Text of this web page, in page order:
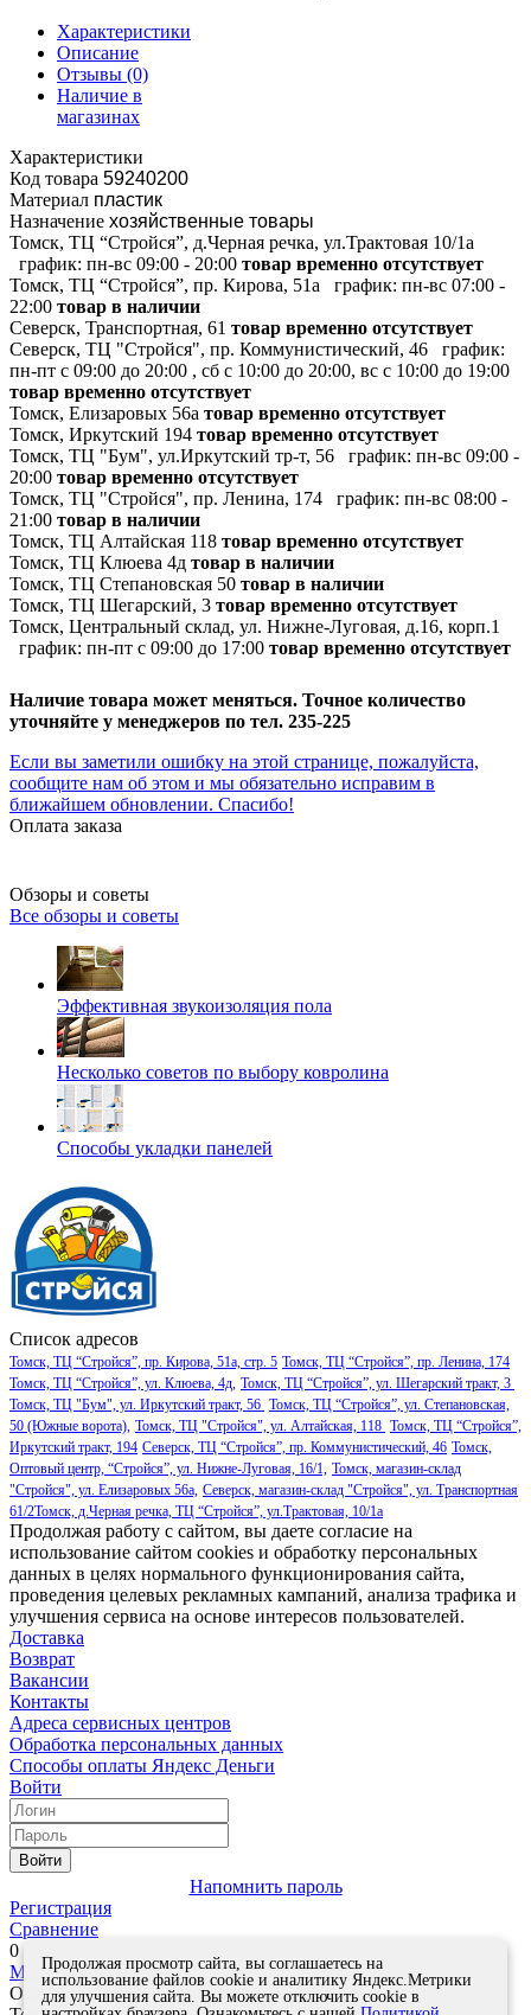
Характеристики
Описание
Отзывы (0)
Наличие в
магазинах
Характеристики
Код товара 59240200
Материал пластик
Назначение хозяйственные товары
Томск, ТЦ “Стройся”, д.Черная речка, ул.Трактовая 10/1а
график: пн-вс 09:00 - 20:00 товар временно отсутствует
Томск, ТЦ “Стройся”, пр. Кирова, 51а
график: пн-вс 07:00 -
22:00 товар в наличии
Северск, Транспортная, 61 товар временно отсутствует
Северск, ТЦ "Стройся", пр. Коммунистический, 46
график:
пн-пт с 09:00 до 20:00 , сб с 10:00 до 20:00, вс с 10:00 до 19:00
товар временно отсутствует
Томск, Елизаровых 56а товар временно отсутствует
Томск, Иркутский 194 товар временно отсутствует
Томск, ТЦ "Бум", ул.Иркутский тр-т, 56
график: пн-вс 09:00 -
20:00 товар временно отсутствует
Томск, ТЦ "Стройся", пр. Ленина, 174
график: пн-вс 08:00 -
21:00 товар в наличии
Томск, ТЦ Алтайская 118 товар временно отсутствует
Томск, ТЦ Клюева 4д товар в наличии
Томск, ТЦ Степановская 50 товар в наличии
Томск, ТЦ Шегарский, 3 товар временно отсутствует
Томск, Центральный склад, ул. Нижне-Луговая, д.16, корп.1
график: пн-пт с 09:00 до 17:00 товар временно отсутствует
Наличие товара может меняться. Точное количество
уточняйте у менеджеров по тел. 235-225
Если вы заметили ошибку на этой странице, пожалуйста,
сообщите нам об этом и мы обязательно исправим в
ближайшем обновлении. Спасибо!
Оплата заказа
Обзоры и советы
Все обзоры и советы
Эффективная звукоизоляция пола
Несколько советов по выбору ковролина
Способы укладки панелей
Список адресов
Томск, ТЦ “Стройся”, пр. Кирова, 51а, стр. 5 Томск, ТЦ “Стройся”, пр. Ленина, 174
Томск, ТЦ “Стройся”, ул. Клюева, 4д, Томск, ТЦ “Стройся”, ул. Шегарский тракт, 3
Томск, ТЦ "Бум", ул. Иркутский тракт, 56 Томск, ТЦ “Стройся”, ул. Степановская,
50 (Южные ворота), Томск, ТЦ "Стройся", ул. Алтайская, 118 Томск, ТЦ “Стройся”,
Иркутский тракт, 194 Северск, ТЦ “Стройся”, пр. Коммунистический, 46 Томск,
Оптовый центр, “Стройся”, ул. Нижне-Луговая, 16/1, Томск, магазин-склад
"Стройся", ул. Елизаровых 56а, Северск, магазин-склад "Стройся", ул. Транспортная
61/2Томск, д.Черная речка, ТЦ “Стройся”, ул.Трактовая, 10/1а
Продолжая работу с сайтом, вы даете согласие на
использование сайтом cookies и обработку персональных
данных в целях нормального функционирования сайта,
проведения целевых рекламных кампаний, анализа трафика и
улучшения сервиса на основе интересов пользователей.
Доставка
Возврат
Вакансии
Контакты
Адреса сервисных центров
Обработка персональных данных
Способы оплаты Яндекс Деньги
Войти
Войти
Напомнить пароль
Регистрация
Сравнение
0
Моя корзина00руб.
Оформить заказ
Продолжая просмотр сайта, вы соглашаетесь на
использование файлов cookie и аналитику Яндекс.Метрики
для улучшения сайта. Вы можете отключить cookie в